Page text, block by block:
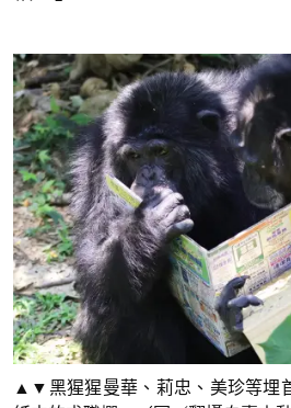
▲▼黑猩猩曼華、莉忠、美珍等埋